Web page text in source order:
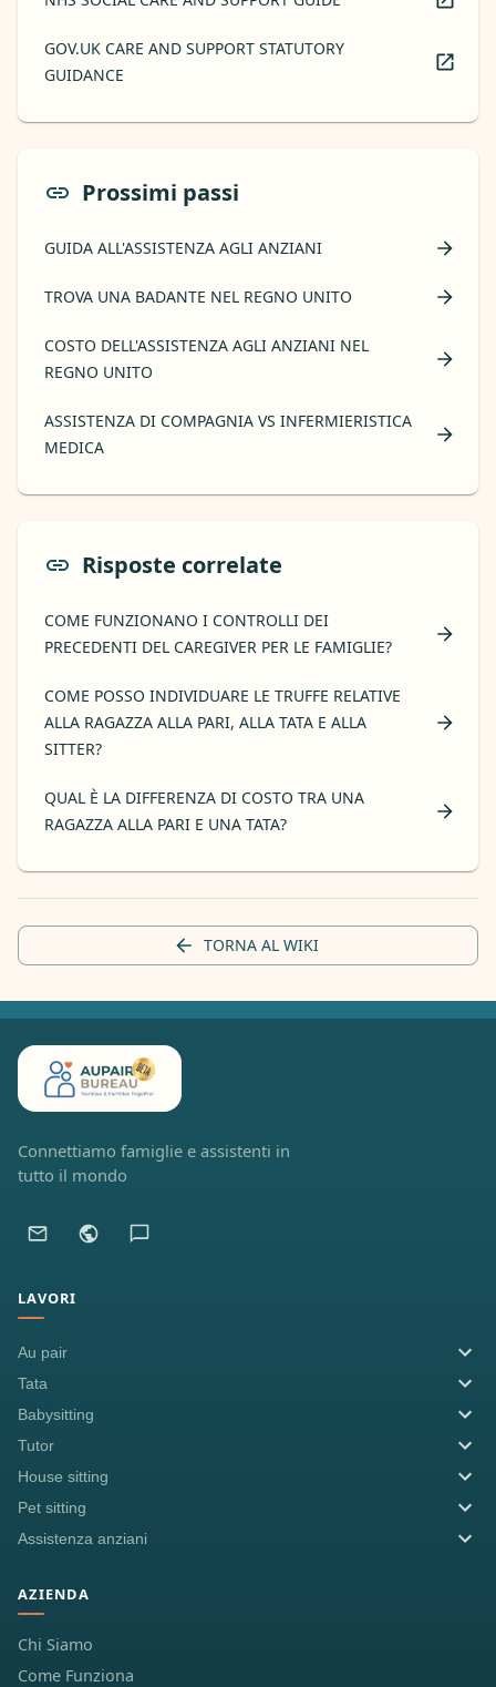
GOV.UK CARE AND SUPPORT STATUTORY
GUIDANCE
Prossimi passi
GUIDA ALL'ASSISTENZA AGLI ANZIANI
TROVA UNA BADANTE NEL REGNO UNITO
COSTO DELL'ASSISTENZA AGLI ANZIANI NEL
REGNO UNITO
ASSISTENZA DI COMPAGNIA VS INFERMIERISTICA
MEDICA
Risposte correlate
COME FUNZIONANO I CONTROLLI DEI
PRECEDENTI DEL CAREGIVER PER LE FAMIGLIE?
COME POSSO INDIVIDUARE LE TRUFFE RELATIVE
ALLA RAGAZZA ALLA PARI, ALLA TATA E ALLA
SITTER?
QUAL È LA DIFFERENZA DI COSTO TRA UNA
RAGAZZA ALLA PARI E UNA TATA?
TORNA AL WIKI
Connettiamo famiglie e assistenti in
tutto il mondo
LAVORI
Au pair
Tata
Babysitting
Tutor
House sitting
Pet sitting
Assistenza anziani
AZIENDA
Chi Siamo
Come Funziona